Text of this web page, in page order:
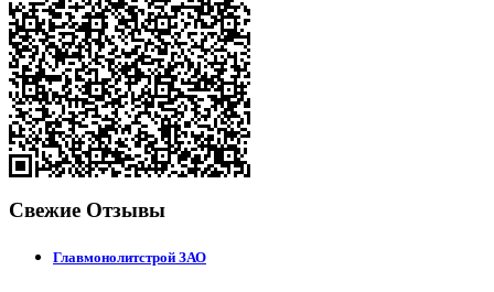
Свежие Отзывы
Главмонолитстрой ЗАО